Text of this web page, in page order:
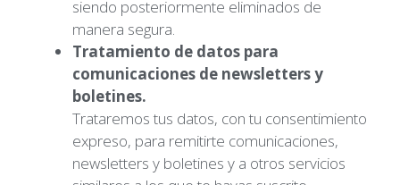
siendo posteriormente eliminados de
manera segura.
Tratamiento de datos para
comunicaciones de newsletters y
boletines.
Trataremos tus datos, con tu consentimiento
expreso, para remitirte comunicaciones,
newsletters y boletines y a otros servicios